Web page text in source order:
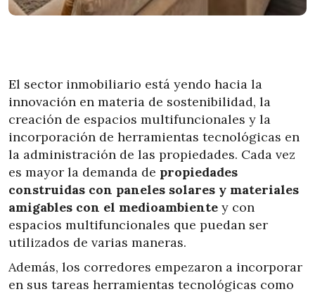
El sector inmobiliario está yendo hacia la
innovación en materia de sostenibilidad, la
creación de espacios multifuncionales y la
incorporación de herramientas tecnológicas en
la administración de las propiedades. Cada vez
es mayor la demanda de propiedades
construidas con paneles solares y materiales
amigables con el medioambiente y con
espacios multifuncionales que puedan ser
utilizados de varias maneras.
Además, los corredores empezaron a incorporar
en sus tareas herramientas tecnológicas como